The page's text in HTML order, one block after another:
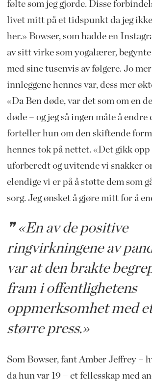
følte som jeg gjorde. Disse
livet mitt på et tidspunkt da jeg
her.» Bowser, som hadde en
av sitt virke som yogalærer, begynte
med sine tusenvis av følgere. Jo
innleggene hennes var, dess mer
«Da Ben døde, var det som om en
døde – og jeg så ingen måte å endre
forteller hun om den skiftende
hennes tok på nettet. «Det gikk
uforberedt og uvitende vi snakker
elendige vi er på å støtte dem som
sorg. Jeg ønsket å gjøre mitt for å
«En av de positive
ringvirkningene av
var at den brakte
fram i offentlighetens
oppmerksomhet med
større press.»
Som Bowser, fant Amber Jeffrey –
da hun var 19 – et fellesskap med